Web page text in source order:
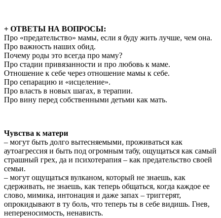
+ ОТВЕТЫ НА ВОПРОСЫ:
Про «предательство» мамы, если я буду жить лучше, чем она.
Про важность наших обид.
Почему роды это всегда про маму?
Про стадии привязанности и про любовь к маме.
Отношение к себе через отношение мамы к себе.
Про сепарацию и «исцеление».
Про власть в новых шагах, в терапии.
Про вину перед собственными детьми как мать.
Чувства к матери
– могут быть долго вытесняемыми, проживаться как
аутоагрессия и быть под огромным табу, ощущаться как самый
страшный грех, да и психотерапия – как предательство своей
семьи.
– могут ощущаться вулканом, который не знаешь, как
сдерживать, не знаешь, как теперь общаться, когда каждое ее
слово, мимика, интонация и даже запах – триггерят,
опрокидывают в ту боль, что теперь ты в себе видишь. Гнев,
непереносимость, ненависть.